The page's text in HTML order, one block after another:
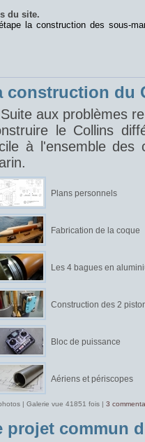
du site.
la construction des sous-
construction du
Suite aux problèmes
le Collins
à l'ensemble des
Plans personnels
Fabrication de la coque
Les 4 bagues en
Construction des 2
Bloc de puissance
Aériens et périscopes
| Galerie vue 41851 fois | 3
projet commun